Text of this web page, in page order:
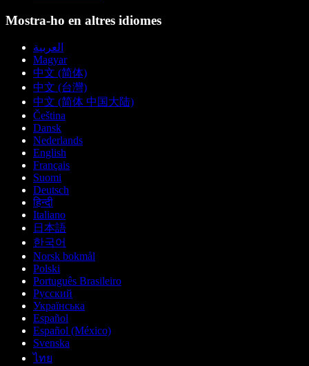
Mostra-ho en altres idiomes
العربية
Magyar
中文 (简体)
中文 (台灣)
中文 (简体 中国大陆)
Čeština
Dansk
Nederlands
English
Français
Suomi
Deutsch
हिन्दी
Italiano
日本語
한국어
Norsk bokmål
Polski
Português Brasileiro
Русский
Українська
Español
Español (México)
Svenska
ไทย